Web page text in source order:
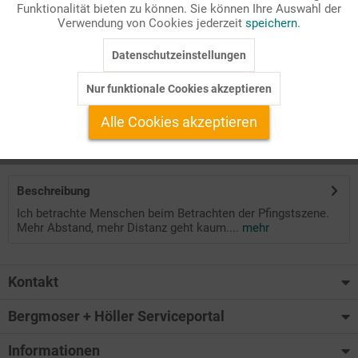
Pfingstliche Bildbetrachtung
Ausgabe: 02/2023
Auf Ihren Merkzettel setzen
Beschreibung
Ich betrachte Menschen beim Betrachten der Pfingstszene.
Mehr Abstand, mehr Distanz geht kaum.... mehr
Kontakt
Bergmoser + Höller Serviceportal
Informationen
Marketing Inaktiv
Inaktiv
Funktionalität bieten zu können. Sie können Ihre Auswahl der
Verwendung von Cookies jederzeit speichern.
Datenschutzeinstellungen
Nur funktionale Cookies akzeptieren
Alle Cookies akzeptieren